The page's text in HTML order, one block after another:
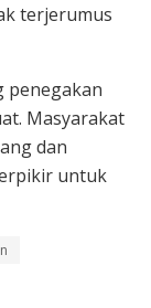
terjerumus
penegakan
Masyarakat
dan
untuk